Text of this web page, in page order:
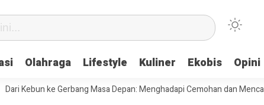
Olahraga Lifestyle Kuliner Ekobis Opini
ke Gerbang Masa Depan: Menghadapi Cemohan dan Mencapai Impian